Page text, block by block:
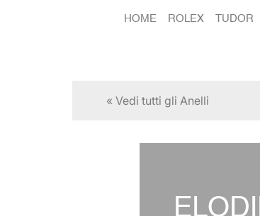
HOME ROLEX TUDOR
« Vedi tutti gli Anelli